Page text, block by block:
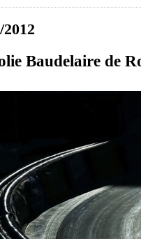
2012
Baudelaire de